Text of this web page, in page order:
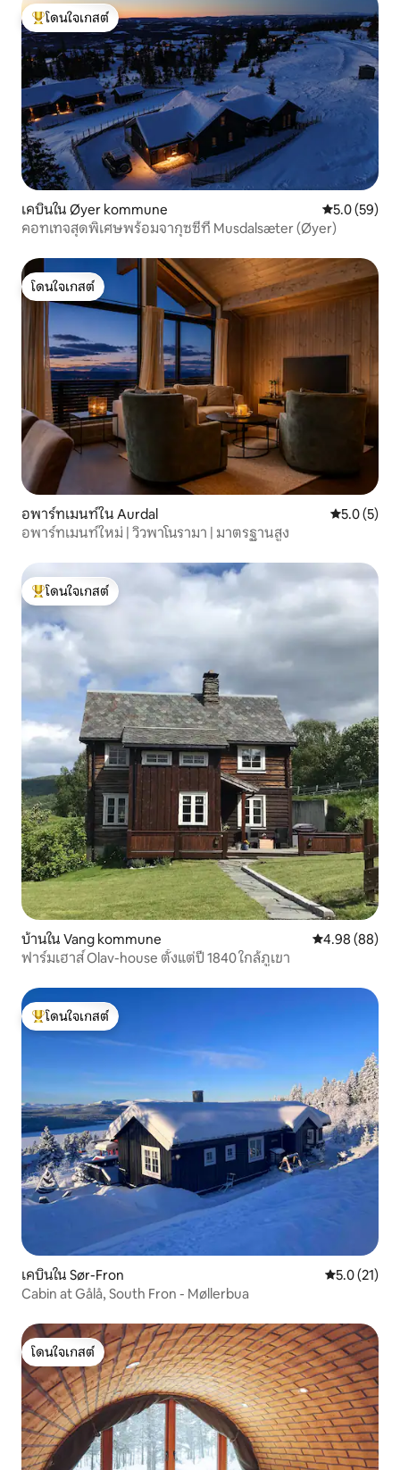
โดนใจเกสต์ที่สุด
โดนใจเกสต์
เคบินใน Øyer kommune คะแนนเฉลี่ย
5.0 (59)
คอทเทจสุดพิเศษพร้อมจากุซซี่ที่ Musdalsæter (Øyer)
โดนใจเกสต์
โดนใจเกสต์
อพาร์ทเมนท์ใน Aurdal คะแนนเฉลี่
5.0 (5)
อพาร์ทเมนท์ใหม่ | วิวพาโนรามา | มาตรฐานสูง
โดนใจเกสต์ที่สุด
โดนใจเกสต์
บ้านใน Vang kommune คะแนนเฉลี่ย
4.98 (88)
ฟาร์มเฮาส์ Olav-house ตั้งแต่ปี 1840 ใกล้ภูเขา
โดนใจเกสต์ที่สุด
โดนใจเกสต์
เคบินใน Sør-Fron คะแนนเฉลี่ย
5.0 (21)
Cabin at Gålå, South Fron - Møllerbua
โดนใจเกสต์
โดนใจเกสต์